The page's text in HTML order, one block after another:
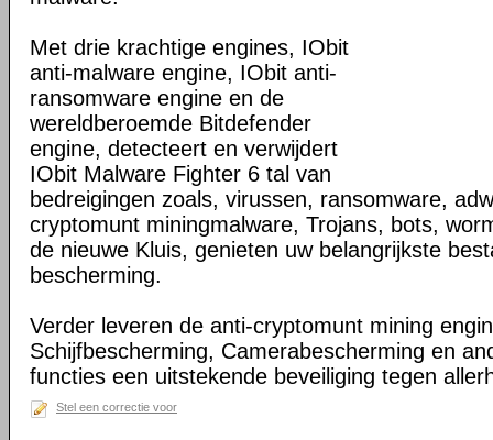
Met drie krachtige engines, IObit
anti-malware engine, IObit anti-
ransomware engine en de
wereldberoemde Bitdefender
engine, detecteert en verwijdert
IObit Malware Fighter 6 tal van
bedreigingen zoals, virussen, ransomware,
cryptomunt miningmalware, Trojans, bots,
de nieuwe Kluis, genieten uw belangrijkste
bescherming.
Verder leveren de anti-cryptomunt mining
Schijfbescherming, Camerabescherming en
functies een uitstekende beveiliging tegen
Stel een correctie voor